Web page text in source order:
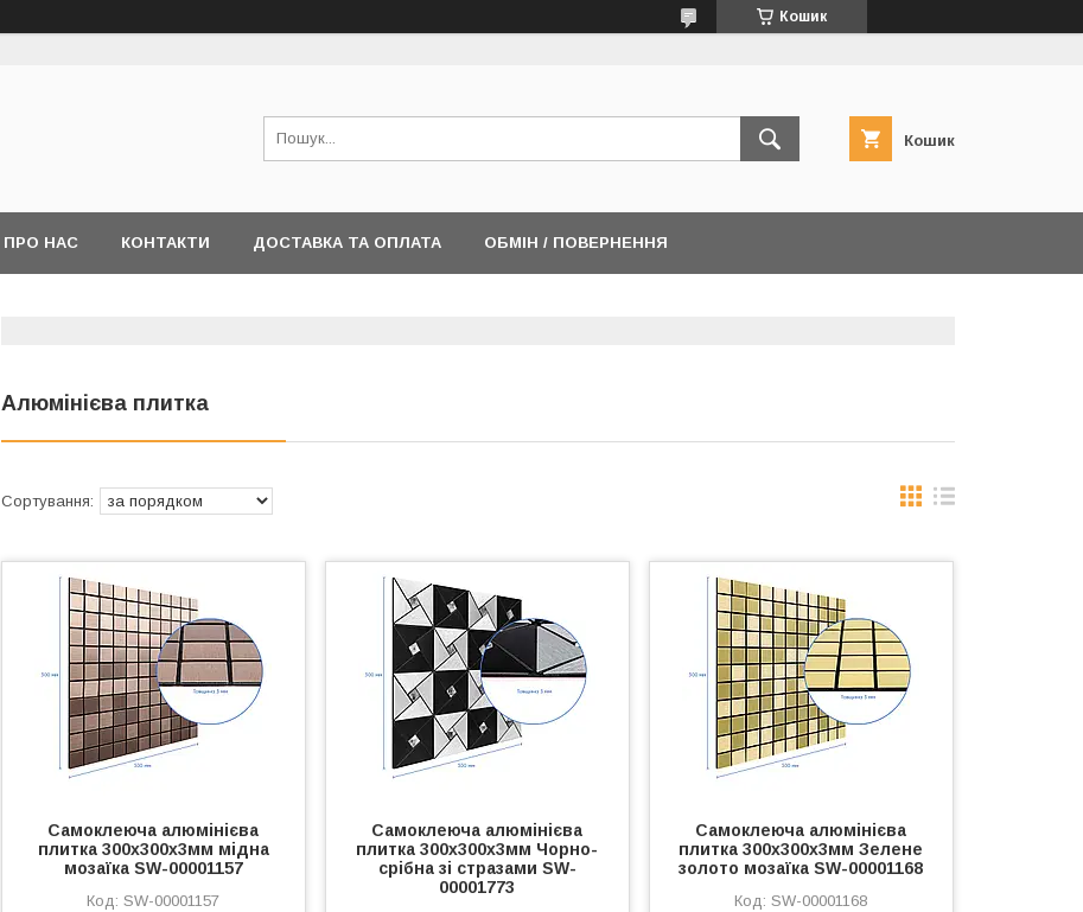
Кошик
Кошик
ПРО НАС КОНТАКТИ ДОСТАВКА ТА ОПЛАТА ОБМІН / ПОВЕРНЕННЯ
Алюмінієва плитка
Самоклеюча алюмінієва
плитка 300х300х3мм мідна
мозаїка SW-00001157
SW-00001157
Самоклеюча алюмінієва
плитка 300х300х3мм Чорно-
срібна зі стразами SW-
00001773
Самоклеюча алюмінієва
плитка 300х300х3мм Зелене
золото мозаїка SW-00001168
SW-00001168